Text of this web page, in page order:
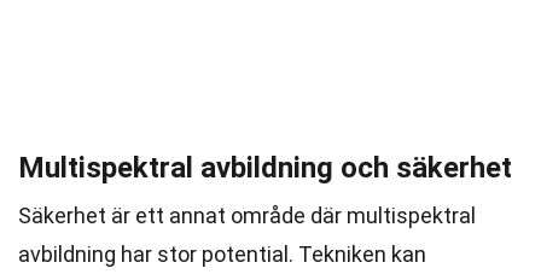
Multispektral avbildning och säkerhet
Säkerhet är ett annat område där multispektral
avbildning har stor potential. Tekniken kan